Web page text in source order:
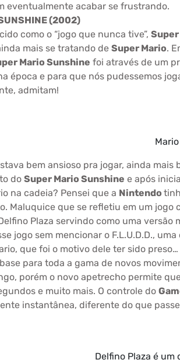
eventualmente acabar se frustrando.
(2002)
como o “jogo que nunca tive”,
mais se tratando de Super Mario.
Mario Sunshine foi através de um
época e para que nós pudessemos
admitam!
bem ansioso pra jogar, ainda
do Super Mario Sunshine e após
na cadeia? Pensei que a Nintendo
Maluquice que se refletiu em um
Plaza servindo como uma
jogo sem mencionar o F.L.U.D.D.,
que foi o motivo dele ter sido
base para toda a gama de novos
porém o novo apetrecho permite
e muito mais. O controle do
instantânea, diferente do que
Delfino Plaza é um